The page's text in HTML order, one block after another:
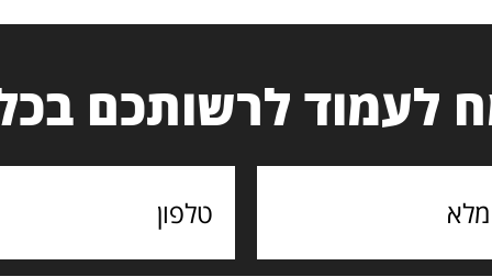
לעמוד לרשותכם